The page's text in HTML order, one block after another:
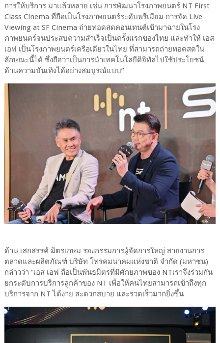
การให้บริการ มาแล้วหลาย เช่น การพัฒนาโรงภาพยนตร์ NT First
Class Cinema ที่ถือเป็นโรงภาพยนตร์ระดับพรีเมียม การจัด Live
Viewing at SF Cinema ถ่ายทอดสดคอนเทนต์เข้ามาฉายในโรง
ภาพยนตร์จนประสบความสำเร็จเป็นครั้งแรกของไทย และทำให้ เอส
เอฟ เป็นโรงภาพยนตร์เครือเดียวในไทย ที่สามารถถ่ายทอดสดใน
ลักษณะนี้ได้ ซึ่งถือว่าเป็นการนำเทคโนโลยีดิจิทัลไปใช้ประโยชน์
ด้านความบันเทิงได้อย่างสมบูรณ์แบบ”
ด้าน เสกสรรค์ มิตรเกษม รองกรรมการผู้จัดการใหญ่ สายงานการ
ตลาดและผลิตภัณฑ์ บริษัท โทรคมนาคมแห่งชาติ จำกัด (มหาชน)
กล่าวว่า “เอส เอฟ ถือเป็นพันธมิตรที่มีศักยภาพของ NTเราจึงร่วมกัน
ยกระดับการบริการลูกค้าของ NT เพื่อให้คนไทยสามารถเข้าถึงทุก
บริการจาก NT ได้ง่าย สะดวกสบาย และรวดเร็วมากยิ่งขึ้น